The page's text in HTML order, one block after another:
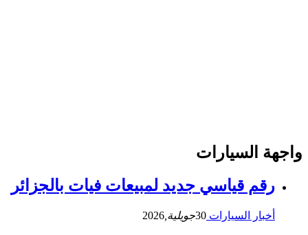
واجهة السيارات
رقم قياسي جديد لمبيعات فيات بالجزائر
أخبار السيارات 30جويلية, 2026